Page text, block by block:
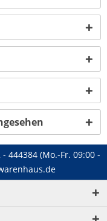
- 444384 (Mo.-Fr. 09:00 -